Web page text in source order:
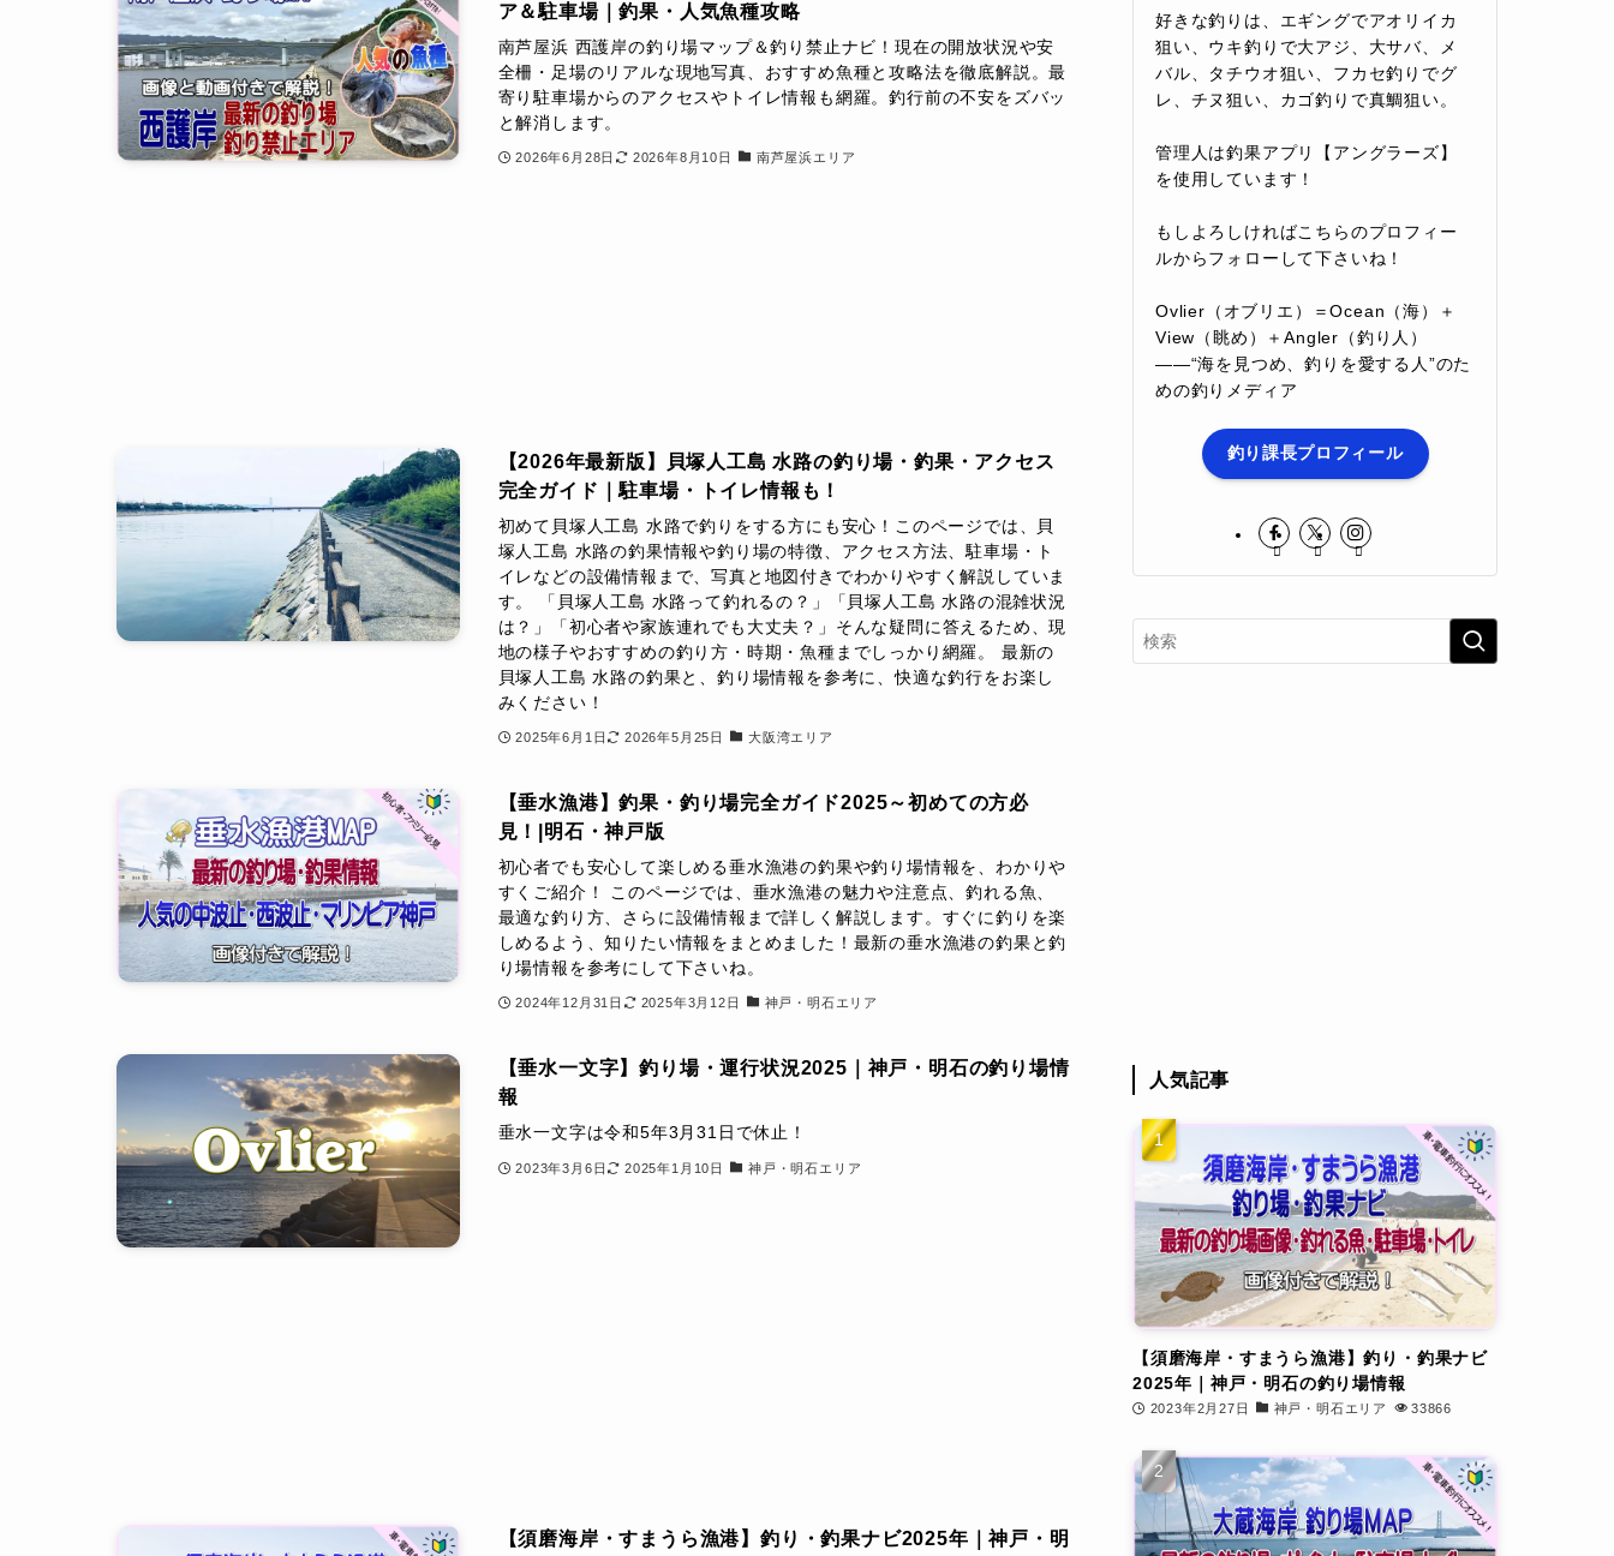
ア＆駐車場｜釣果・人気魚種攻略
南芦屋浜 西護岸の釣り場マップ＆釣り禁止ナビ！現在の開放状況や安
全柵・足場のリアルな現地写真、おすすめ魚種と攻略法を徹底解説。最
寄り駐車場からのアクセスやトイレ情報も網羅。釣行前の不安をズバッ
と解消します。
2026年6月28日 2026年8月10日 南芦屋浜エリア
【2026年最新版】貝塚人工島 水路の釣り場・釣果・アクセス
完全ガイド｜駐車場・トイレ情報も！
初めて貝塚人工島 水路で釣りをする方にも安心！このページでは、貝
塚人工島 水路の釣果情報や釣り場の特徴、アクセス方法、駐車場・ト
イレなどの設備情報まで、写真と地図付きでわかりやすく解説していま
す。 「貝塚人工島 水路って釣れるの？」「貝塚人工島 水路の混雑状況
は？」「初心者や家族連れでも大丈夫？」そんな疑問に答えるため、現
地の様子やおすすめの釣り方・時期・魚種までしっかり網羅。 最新の
貝塚人工島 水路の釣果と、釣り場情報を参考に、快適な釣行をお楽し
みください！
2025年6月1日 2026年5月25日 大阪湾エリア
【垂水漁港】釣果・釣り場完全ガイド2025～初めての方必
見！|明石・神戸版
初心者でも安心して楽しめる垂水漁港の釣果や釣り場情報を、わかりや
すくご紹介！ このページでは、垂水漁港の魅力や注意点、釣れる魚、
最適な釣り方、さらに設備情報まで詳しく解説します。すぐに釣りを楽
しめるよう、知りたい情報をまとめました！最新の垂水漁港の釣果と釣
り場情報を参考にして下さいね。
2024年12月31日 2025年3月12日 神戸・明石エリア
【垂水一文字】釣り場・運行状況2025｜神戸・明石の釣り場情
報
垂水一文字は令和5年3月31日で休止！
2023年3月6日 2025年1月10日 神戸・明石エリア
【須磨海岸・すまうら漁港】釣り・釣果ナビ2025年｜神戸・明
好きな釣りは、エギングでアオリイカ
狙い、ウキ釣りで大アジ、大サバ、メ
バル、タチウオ狙い、フカセ釣りでグ
レ、チヌ狙い、カゴ釣りで真鯛狙い。
管理人は釣果アプリ【アングラーズ】
を使用しています！
もしよろしければこちらのプロフィー
ルからフォローして下さいね！
Ovlier（オブリエ）＝Ocean（海）＋
View（眺め）＋Angler（釣り人）
――“海を見つめ、釣りを愛する人”のた
めの釣りメディア
釣り課長プロフィール
人気記事
【須磨海岸・すまうら漁港】釣り・釣果ナビ
2025年｜神戸・明石の釣り場情報
2023年2月27日 神戸・明石エリア 33866